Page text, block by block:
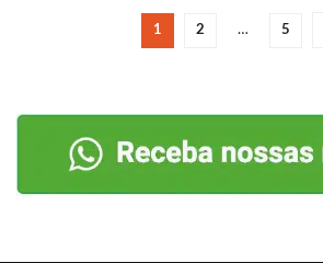
1 2 … 5